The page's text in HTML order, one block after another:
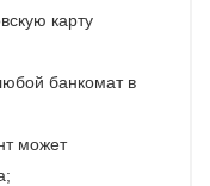
карту
банкомат в
может